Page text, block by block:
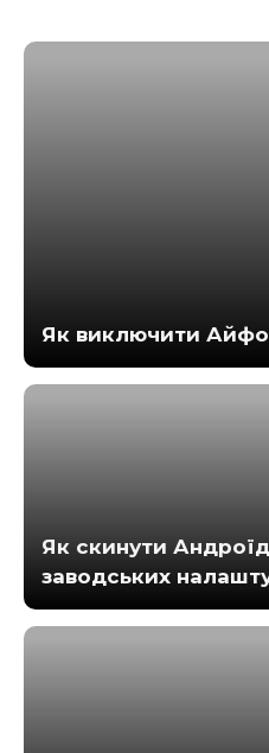
Як виключити
Як скинути
заводських